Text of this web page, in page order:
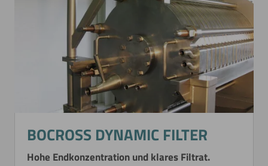
BOCROSS DYNAMIC FILTER
Hohe Endkonzentration und klares Filtrat.